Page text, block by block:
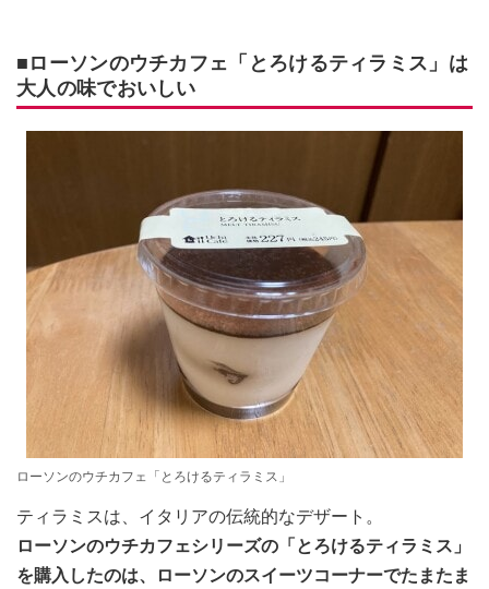
■ローソンのウチカフェ「とろけるティラミス」は
大人の味でおいしい
ローソンのウチカフェ「とろけるティラミス」
ティラミスは、イタリアの伝統的なデザート。
ローソンのウチカフェシリーズの「とろけるティラミス」
を購入したのは、ローソンのスイーツコーナーでたまたま